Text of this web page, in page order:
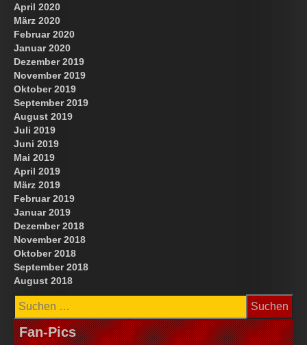
April 2020
März 2020
Februar 2020
Januar 2020
Dezember 2019
November 2019
Oktober 2019
September 2019
August 2019
Juli 2019
Juni 2019
Mai 2019
April 2019
März 2019
Februar 2019
Januar 2019
Dezember 2018
November 2018
Oktober 2018
September 2018
August 2018
Suchen
nach:
Fan-Pics